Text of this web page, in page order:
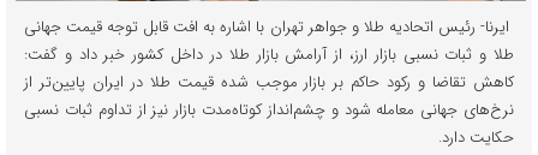
ایرنا- رئیس اتحادیه طلا و جواهر تهران با اشاره به افت قابل توجه قیمت جهانی
طلا و ثبات نسبی بازار ارز، از آرامش بازار طلا در داخل کشور خبر داد و گفت:
کاهش تقاضا و رکود حاکم بر بازار موجب شده قیمت طلا در ایران پایین‌تر از
نرخ‌های جهانی معامله شود و چشم‌انداز کوتاه‌مدت بازار نیز از تداوم ثبات نسبی
حکایت دارد.